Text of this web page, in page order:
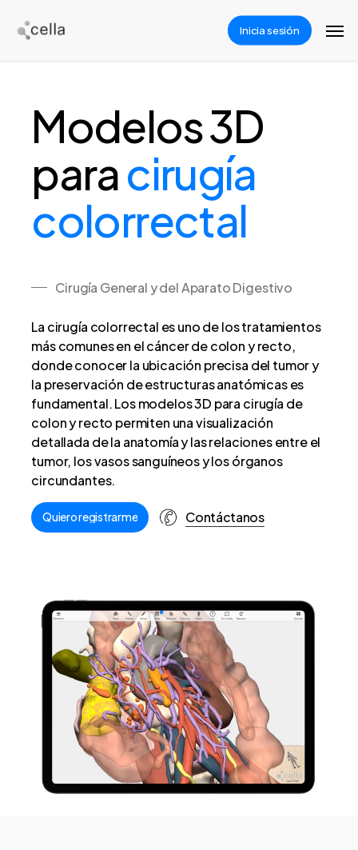
Inicia sesión
Modelos 3D
paracirugía
colorrectal
Cirugía General y del Aparato Digestivo
La cirugía colorrectal es uno de los tratamientos
más comunes en el cáncer de colon y recto,
donde conocer la ubicación precisa del tumor y
la preservación de estructuras anatómicas es
fundamental. Los modelos 3D para cirugía de
colon y recto permiten una visualización
detallada de la anatomía y las relaciones entre el
tumor, los vasos sanguíneos y los órganos
circundantes.
Quiero registrarme Contáctanos